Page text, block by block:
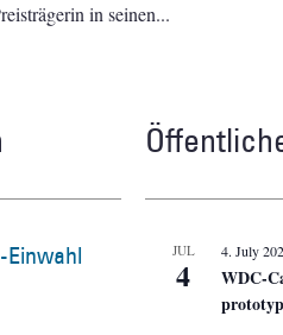
in seinen
Einwahl
JUL
4
4. July
WDC-